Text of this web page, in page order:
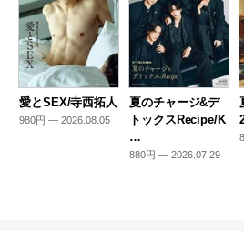
愛とSEX/寺西拓人
980円 — 2026.08.05
夏のチャージ&デ
トックスRecipe/K
…
880円 — 2026.07.29